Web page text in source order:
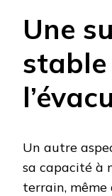
Une
Un autre
sa capacité à
terrain, même